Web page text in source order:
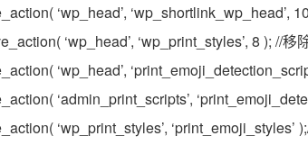
‘wp_head’, ‘wp_shortlink_wp_head’,
‘wp_head’, ‘wp_print_styles’, 8 ); //
‘wp_head’,
‘admin_print_scripts’,
‘wp_print_styles’, ‘print_emoji_styles’